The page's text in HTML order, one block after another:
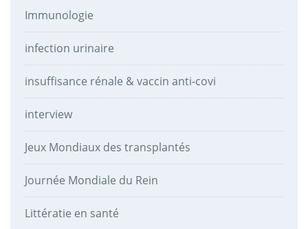
Immunologie
infection urinaire
insuffisance rénale & vaccin anti-covi
interview
Jeux Mondiaux des transplantés
Journée Mondiale du Rein
Littératie en santé